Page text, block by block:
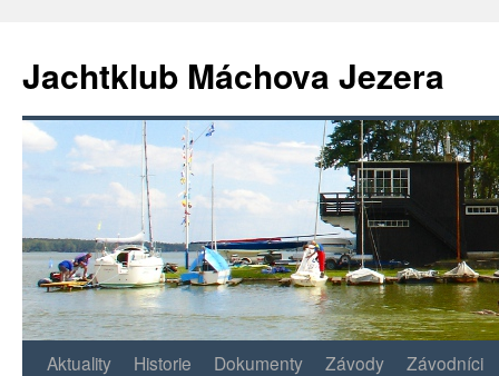
Jachtklub Máchova Jezera
Přejít
Aktuality Historie Dokumenty Závody Závodníci